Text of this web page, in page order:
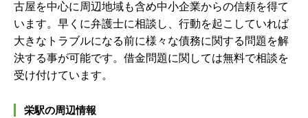
古屋を中心に周辺地域も含め中小企業からの信頼を得て
います。早くに弁護士に相談し、行動を起こしていれば
大きなトラブルになる前に様々な債務に関する問題を解
決する事が可能です。借金問題に関しては無料で相談を
受け付けています。
栄駅の周辺情報